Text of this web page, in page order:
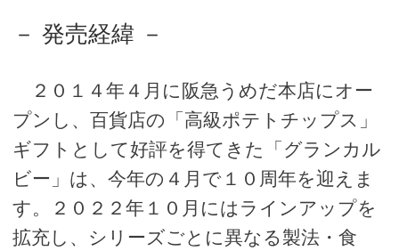
－ 発売経緯 －
２０１４年４月に阪急うめだ本店にオー
プンし、百貨店の「高級ポテトチップス」
ギフトとして好評を得てきた「グランカル
ビー」は、今年の４月で１０周年を迎えま
す。２０２２年１０月にはラインアップを
拡充し、シリーズごとに異なる製法・食